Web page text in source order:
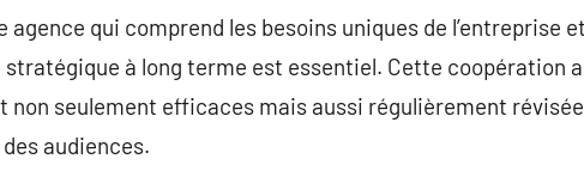
agence qui comprend les besoins uniques de l’entreprise
à long terme est essentiel. Cette coopération
non seulement efficaces mais aussi régulièrement
audiences.